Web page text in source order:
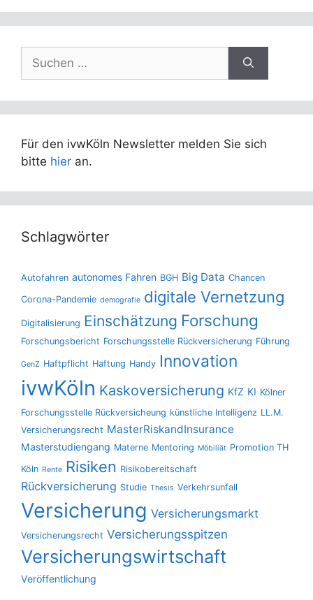
Suchen
nach:
Für den ivwKöln Newsletter melden Sie sich
bitte hier an.
Schlagwörter
Autofahren autonomes Fahren BGH Big Data Chancen
Corona-Pandemie demografie digitale Vernetzung
Digitalisierung Einschätzung Forschung
Forschungsbericht Forschungsstelle Rückversicherung Führung
GenZ Haftpflicht Haftung Handy Innovation
ivwKöln Kaskoversicherung KfZ KI Kölner
Forschungsstelle Rückversicheung künstliche Intelligenz LL.M.
Versicherungsrecht MasterRiskandInsurance
Masterstudiengang Materne Mentoring Möbiliät Promotion TH
Köln Rente Risiken Risikobereitschaft
Rückversicherung Studie Thesis Verkehrsunfall
Versicherung Versicherungsmarkt
Versicherungsrecht Versicherungsspitzen
Versicherungswirtschaft
Veröffentlichung